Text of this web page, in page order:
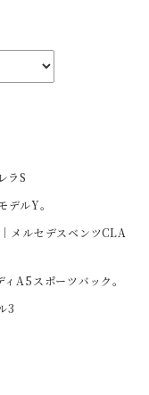
ラS
デルY。
メルセデスベンツCLA
A5スポーツバック。
3